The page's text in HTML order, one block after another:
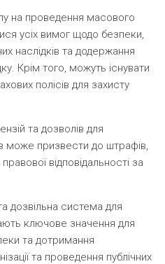
на проведення масового
усіх вимог щодо безпеки,
наслідків та додержання
Крім того, можуть існувати
полісів для захисту
та дозволів для
може призвести до штрафів,
відповідальності за
дозвільна система для
ключове значення для
та дотримання
та проведення публічних